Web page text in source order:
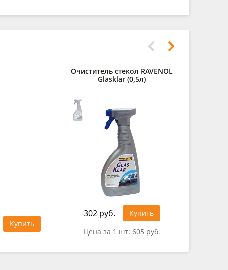
Купить
Очиститель стекол RAVENOL
Glasklar (0,5л)
302 руб.
Купить
Цена за 1 шт: 605 руб.